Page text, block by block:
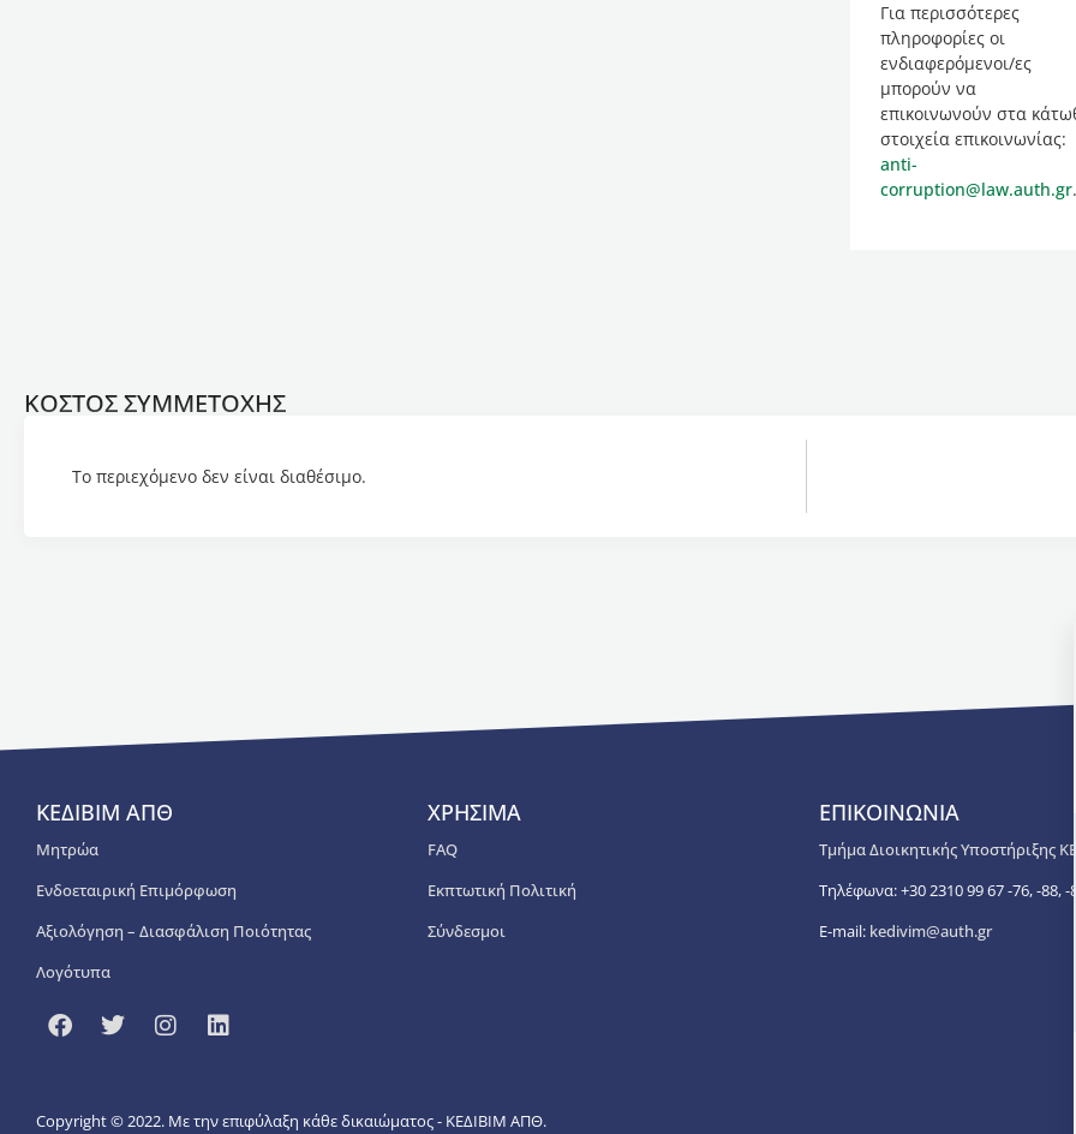
Για περισσότερες
πληροφορίες οι
ενδιαφερόμενοι/ες
μπορούν να
επικοινωνούν στα
στοιχεία επικοινωνίας:
anti-
corruption@law.auth.gr.
ΚΟΣΤΟΣ ΣΥΜΜΕΤΟΧΗΣ
Το περιεχόμενο δεν είναι διαθέσιμο.
ΚΕΔΙΒΙΜ ΑΠΘ
Μητρώα
Ενδοεταιρική Επιμόρφωση
Αξιολόγηση – Διασφάλιση Ποιότητας
Λογότυπα
ΧΡΗΣΙΜΑ
FAQ
Εκπτωτική Πολιτική
Σύνδεσμοι
ΕΠΙΚΟΙΝΩΝΙΑ
Τμήμα Διοικητικής Υποστήριξης
Τηλέφωνα: +30 2310 99 67 -76, -88, -
E-mail: kedivim@auth.gr
Copyright © 2022. Με την επιφύλαξη κάθε δικαιώματος - ΚΕΔΙΒΙΜ ΑΠΘ.